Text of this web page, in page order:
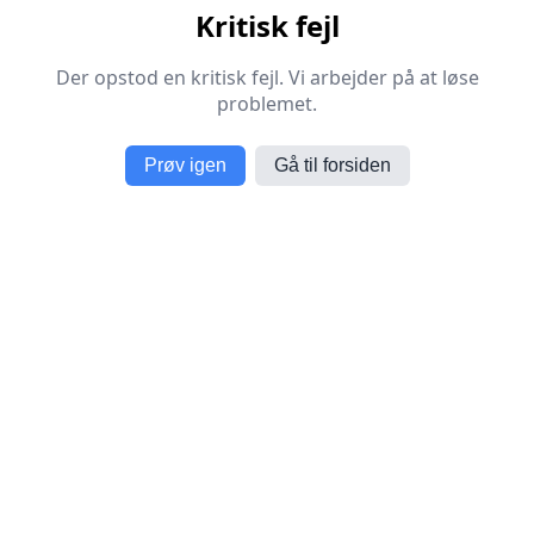
Kritisk fejl
Der opstod en kritisk fejl. Vi arbejder på at løse
problemet.
Prøv igen Gå til forsiden